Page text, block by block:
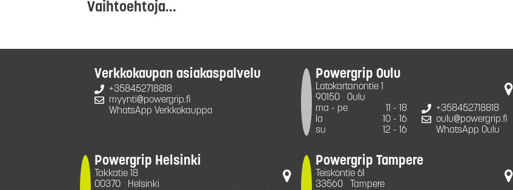
Vaihtoehtoja...
Verkkokaupan asiakaspalvelu
+358452718818
myynti@powergrip.fi
WhatsApp Verkkokauppa
Powergrip Oulu
Latokartanontie 1
90150
Oulu
ma - pe
11 - 18
la
10 - 16
su
12 - 16
+358452718818
oulu@powergrip.fi
WhatsApp Oulu
Powergrip Helsinki
Takkatie 18
00370
Helsinki
Powergrip Tampere
Teiskontie 61
33560
Tampere